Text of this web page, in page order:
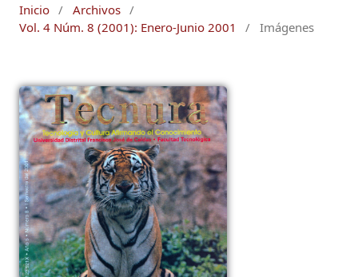
Inicio / Archivos /
Vol. 4 Núm. 8 (2001): Enero-Junio 2001
/ Imágenes